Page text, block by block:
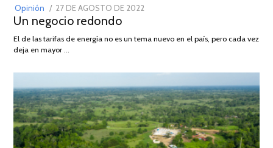
Opinión
POSTED
ON
27 DE AGOSTO DE 2022
DE
Un negocio redondo
El de las tarifas de energía no es un tema nuevo en el país, pero cada vez
deja en mayor …